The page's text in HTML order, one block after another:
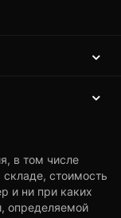
в том числе
складе, стоимость
и ни при каких
определяемой